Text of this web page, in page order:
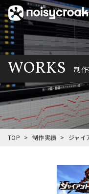
WORKS 制
TOP 制作実績 ジャイ